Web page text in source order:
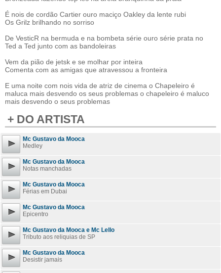
É nois de cordão Cartier ouro maciço Oakley da lente rubi
Os Grilz brilhando no sorriso
De VesticR na bermuda e na bombeta série ouro série prata no
Ted a Ted junto com as bandoleiras
Vem da pião de jetsk e se molhar por inteira
Comenta com as amigas que atravessou a fronteira
E uma noite com nois vida de atriz de cinema o Chapeleiro é
maluca mais desvendo os seus problemas o chapeleiro é maluco
mais desvendo o seus problemas
+ DO ARTISTA
Mc Gustavo da Mooca
Medley
Mc Gustavo da Mooca
Notas manchadas
Mc Gustavo da Mooca
Férias em Dubai
Mc Gustavo da Mooca
Epicentro
Mc Gustavo da Mooca e Mc Lello
Tributo aos reliquias de SP
Mc Gustavo da Mooca
Desistir jamais